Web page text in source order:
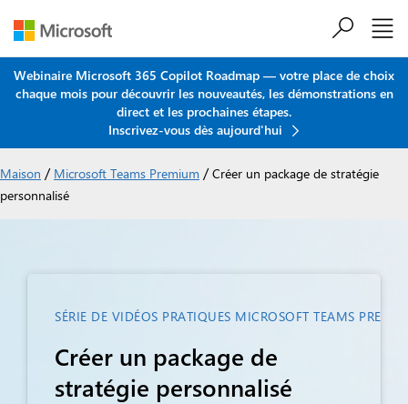
Webinaire Microsoft 365 Copilot Roadmap — votre place de choix
chaque mois pour découvrir les nouveautés, les démonstrations en
direct et les prochaines étapes.
Inscrivez-vous dès aujourd'hui
Maison / Microsoft Teams Premium /Créer un package de stratégie
personnalisé
SÉRIE DE VIDÉOS PRATIQUES MICROSOFT TEAMS
Créer un package de
stratégie personnalisé